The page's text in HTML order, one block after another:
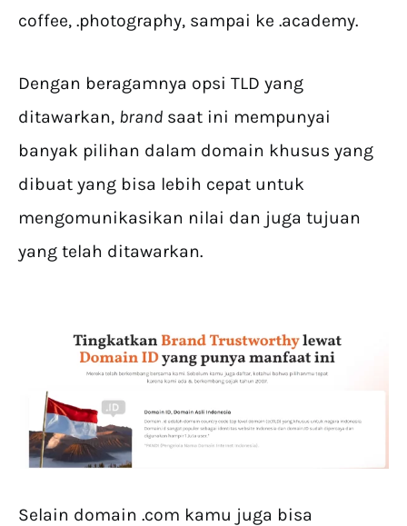
coffee, .photography, sampai ke .academy.
Dengan beragamnya opsi TLD yang
ditawarkan, brand saat ini mempunyai
banyak pilihan dalam domain khusus yang
dibuat yang bisa lebih cepat untuk
mengomunikasikan nilai dan juga tujuan
yang telah ditawarkan.
Selain domain .com kamu juga bisa